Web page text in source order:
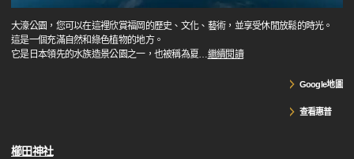
大濠公園，您可以在這裡欣賞福岡的歷史、文化、藝術，並享受休閒放鬆的時光。
這是一個充滿自然和綠色植物的地方。
它是日本領先的水族造景公園之一，也被稱為夏…繼續閱讀
Google地圖
查看惠普
櫛田神社